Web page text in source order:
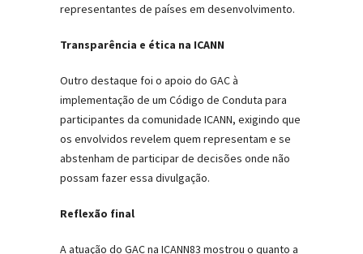
representantes de países em desenvolvimento.
Transparência e ética na ICANN
Outro destaque foi o apoio do GAC à
implementação de um Código de Conduta para
participantes da comunidade ICANN, exigindo que
os envolvidos revelem quem representam e se
abstenham de participar de decisões onde não
possam fazer essa divulgação.
Reflexão final
A atuação do GAC na ICANN83 mostrou o quanto a